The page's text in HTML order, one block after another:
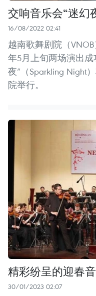
交响音乐会“迷幻
16/08/2022 02:41
越南歌舞剧院（
年5月上旬两场演出
夜”（Sparkling Night
院举行。
精彩纷呈的迎春
30/01/2023 02:07